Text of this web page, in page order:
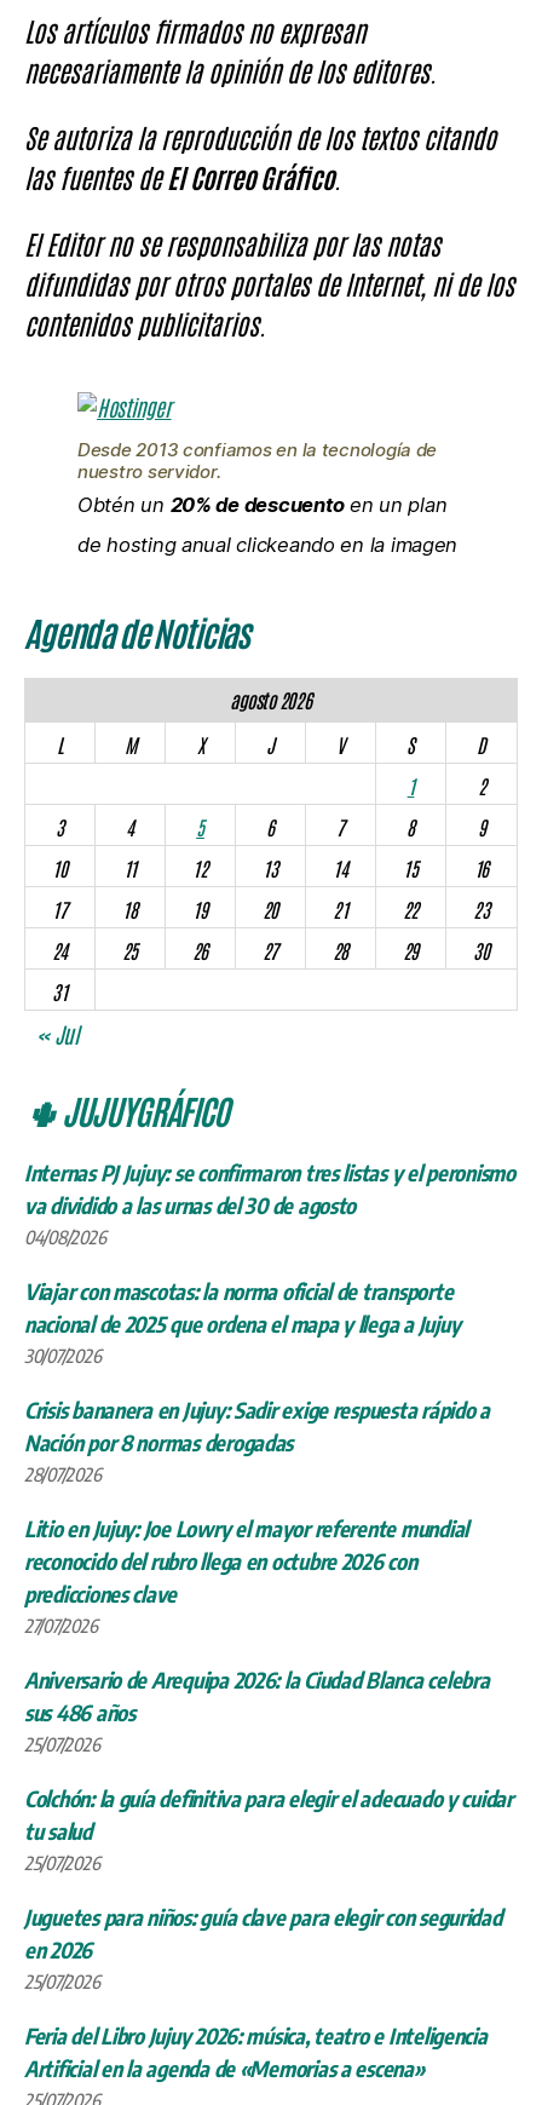
Los artículos firmados no expresan
necesariamente la opinión de los editores.
Se autoriza la reproducción de los textos citando
las fuentes deEl Correo Gráfico.
El Editor no se responsabiliza por las notas
difundidas por otros portales de Internet, ni de los
contenidos publicitarios.
Desde 2013 confiamos en la tecnología de
nuestro servidor.
Obtén un 20% de descuentoen un plan
de hosting anual clickeando en la imagen
Agenda de Noticias
agosto 2026
L
M X J V S
D
1
2
3
4 5 6 7 8
9
10
11 12 13 14 15
16
17
18 19 20 21 22
23
24
25 26 27 28 29
30
31
« Jul
🌵 JUJUYGRÁFICO
Internas PJ Jujuy: se confirmaron tres listas y el peronismo
va dividido a las urnas del 30 de agosto
04/08/2026
Viajar con mascotas: la norma oficial de transporte
nacional de 2025 que ordena el mapa y llega a Jujuy
30/07/2026
Crisis bananera en Jujuy: Sadir exige respuesta rápido a
Nación por 8 normas derogadas
28/07/2026
Litio en Jujuy: Joe Lowry el mayor referente mundial
reconocido del rubro llega en octubre 2026 con
predicciones clave
27/07/2026
Aniversario de Arequipa 2026: la Ciudad Blanca celebra
sus 486 años
25/07/2026
Colchón: la guía definitiva para elegir el adecuado y cuidar
tu salud
25/07/2026
Juguetes para niños: guía clave para elegir con seguridad
en 2026
25/07/2026
Feria del Libro Jujuy 2026: música, teatro e Inteligencia
Artificial en la agenda de «Memorias a escena»
25/07/2026